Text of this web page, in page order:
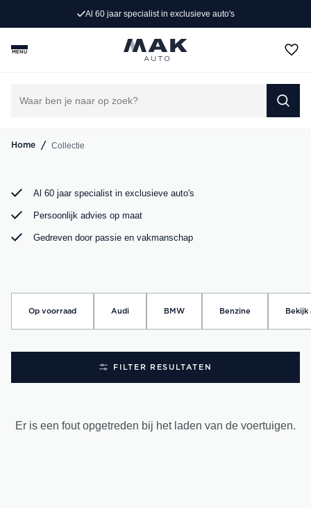
Al 60 jaar specialist in exclusieve auto's
MENU
Home / Collectie
Exclusieve occasions
Jong gebruikt, grondig gecontroleerd en klaar voor een
nieuw avontuur. Ontdek onze collectie Porsche, Audi,
Al 60 jaar specialist in exclusieve auto's
Persoonlijk advies op maat
Gedreven door passie en vakmanschap
Op voorraad Audi BMW Benzine Bekijk
FILTER RESULTATEN
Er is een fout opgetreden bij het laden van de voertuigen.